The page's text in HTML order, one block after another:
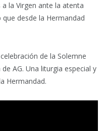
la Virgen ante la atenta
desde la Hermandad
de la Solemne
AG. Una liturgia especial y
Hermandad.